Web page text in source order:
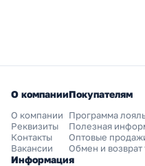
О компании
О компании
Реквизиты
Контакты
Вакансии
Покупателям
Программа
Полезная
Оптовые
Обмен и возврат
Информация